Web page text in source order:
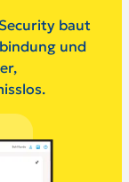
baut
und